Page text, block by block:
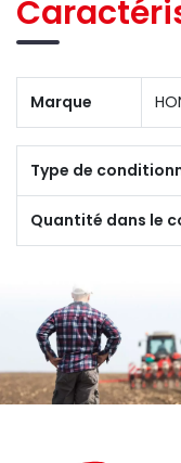
Marque
Type de
Quantité dans le